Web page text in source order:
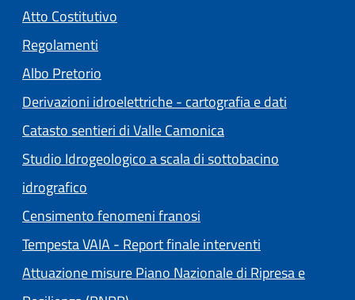
Atto Costitutivo
Regolamenti
Albo Pretorio
Derivazioni idroelettriche - cartografia e dati
Catasto sentieri di Valle Camonica
Studio Idrogeologico a scala di sottobacino
idrografico
Censimento fenomeni franosi
Tempesta VAIA - Report finale interventi
Attuazione misure Piano Nazionale di Ripresa e